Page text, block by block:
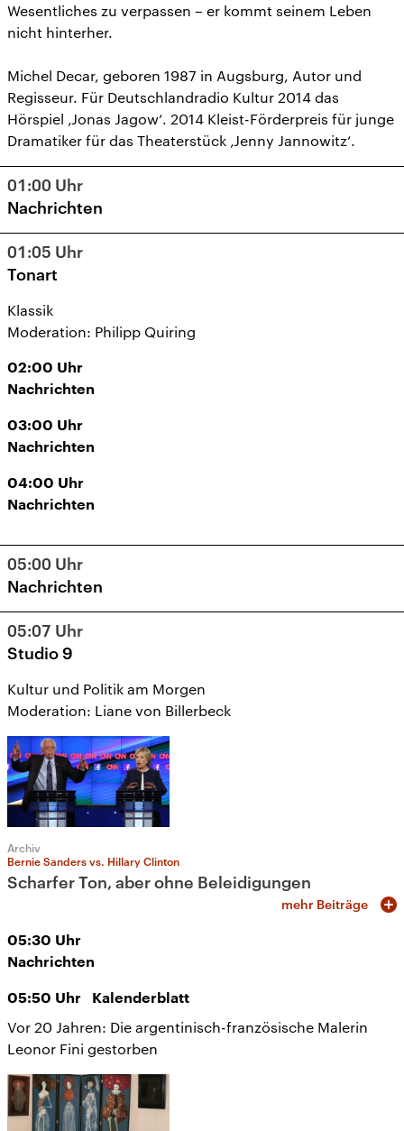
Wesentliches zu verpassen – er kommt seinem Leben
nicht hinterher.
Michel Decar, geboren 1987 in Augsburg, Autor und
Regisseur. Für Deutschlandradio Kultur 2014 das
Hörspiel ‚Jonas Jagow‘. 2014 Kleist-Förderpreis für junge
Dramatiker für das Theaterstück ‚Jenny Jannowitz‘.
01:00 Uhr
Nachrichten
01:05 Uhr
Tonart
Klassik
Moderation: Philipp Quiring
02:00 Uhr
Nachrichten
03:00 Uhr
Nachrichten
04:00 Uhr
Nachrichten
05:00 Uhr
Nachrichten
05:07 Uhr
Studio 9
Kultur und Politik am Morgen
Moderation: Liane von Billerbeck
Archiv
Bernie Sanders vs. Hillary Clinton
Scharfer Ton, aber ohne Beleidigungen
mehr Beiträge
05:30 Uhr
Nachrichten
05:50 Uhr Kalenderblatt
Vor 20 Jahren: Die argentinisch-französische Malerin
Leonor Fini gestorben